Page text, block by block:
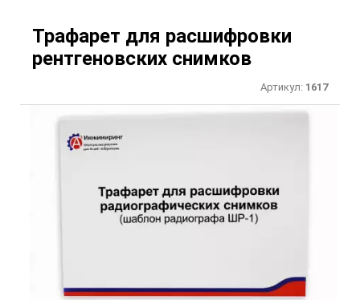
Трафарет для расшифровки
рентгеновских снимков
Артикул: 1617